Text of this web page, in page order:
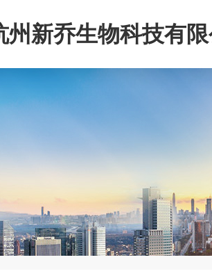
州新乔生物科技有